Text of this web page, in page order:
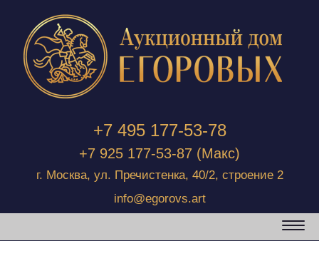
+7 495 177-53-78
+7 925 177-53-87 (Макс)
г. Москва, ул. Пречистенка, 40/2, строение 2
info@egorovs.art